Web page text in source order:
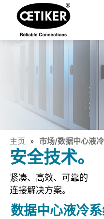
安全技术。
紧凑、高效、可靠的
连接解决方案。
主页 市场/数据中心液
数据中心液冷